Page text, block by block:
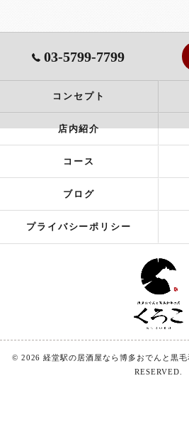
03-5799-7799
コンセプト
店内紹介
コース
ブログ
プライバシーポリシー
© 2026 経堂駅の居酒屋なら博多おでんと黒
RESERVED.